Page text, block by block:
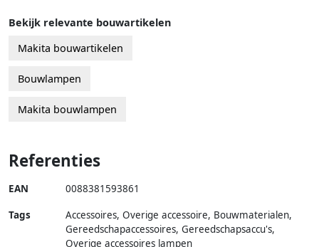
Bekijk relevante bouwartikelen
Makita bouwartikelen
Bouwlampen
Makita bouwlampen
Referenties
EAN 0088381593861
Tags
Accessoires, Overige accessoire, Bouwmaterialen,
Gereedschapaccessoires, Gereedschapsaccu's,
Overige accessoires lampen